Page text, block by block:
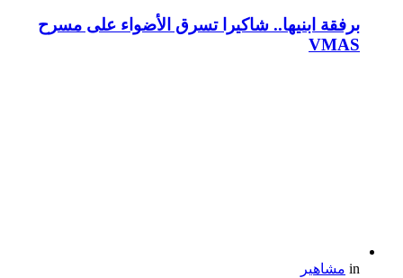
برفقة ابنيها.. شاكيرا تسرق الأضواء على مسرح
VMAS
in مشاهير